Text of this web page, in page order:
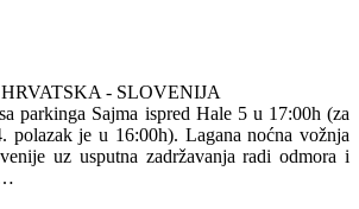
- SLOVENIJA
parkinga Sajma ispred Hale 5 u 17:00h (za
polazak je u 16:00h). Lagana noćna vožnja
uz usputna zadržavanja radi odmora i